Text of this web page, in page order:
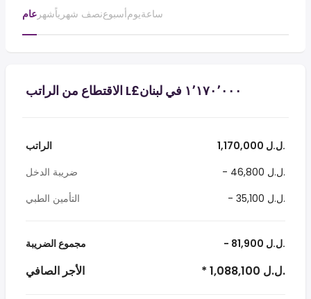
عام شهرنصف شهرياًأسبوعيومساعة
الراتب
1,170,000 ل.ل.‎
ضريبة الدخل
- 46,800 ل.ل.‎
التأمين الطبي
- 35,100 ل.ل.‎
مجموع الضريبة - 81,900 ل.ل.‎
الأجر الصافي * 1,088,100 ل.ل.‎